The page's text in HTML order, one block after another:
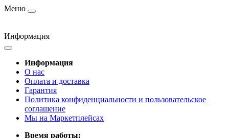
Меню
Информация
Информация
О нас
Оплата и доставка
Гарантия
Политика конфиденциальности и пользовательское
соглашение
Мы на Маркетплейсах
Время работы: